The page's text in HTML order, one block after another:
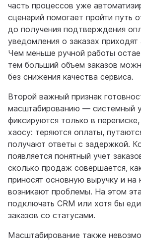
часть процессов уже
сценарий помогает пройти путь
до получения подтверждения
уведомления о заказах приходят
Чем меньше ручной работы
тем больший объем заказов
без снижения качества сервиса.
Второй важный признак
масштабированию — системный
фиксируются только в
хаосу: теряются оплаты,
получают ответы с задержкой.
появляется понятный учет
сколько продаж совершается,
приносят основную выручку и на
возникают проблемы. На этом
подключать CRM или хотя бы
заказов со статусами.
Масштабирование также